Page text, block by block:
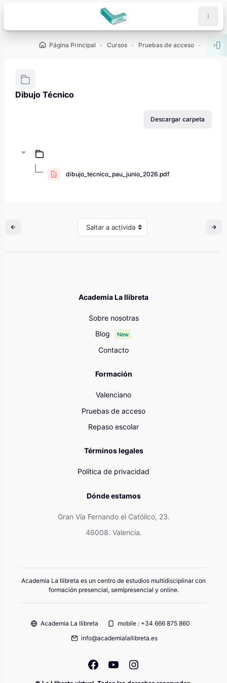
Página Principal Cursos Pruebas de acceso PAU -
Dibujo Técnico
Descargar carpeta
dibujo_tecnico_pau_junio_2026.pdf
Saltar a actividad
Academia La llibreta
Sobre nosotras
Blog
New
Contacto
Formación
Valenciano
Pruebas de acceso
Repaso escolar
Términos legales
Política de privacidad
Dónde estamos
Gran Vía Fernando el Católico, 23.
46008. Valencia.
Academia La llibreta es un centro de estudios multidisciplinar con
formación presencial, semipresencial y online.
Academia La llibreta
mobile : +34 666 875 860
info@academialallibreta.es